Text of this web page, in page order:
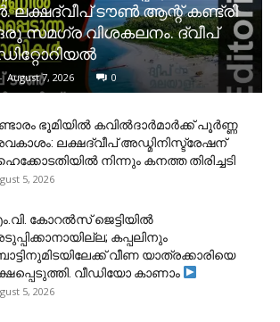
ലക്ഷദ്വീപ് ടൗൺ ആന്റ് കണ്ട്രി
സമഗ്ര വിശകലനം. ദ്വീപ്
- August 7, 2026 0
ഭൂമിയിൽ കവിൽദാർമാർക്ക് പൂർണ്ണ
ലക്ഷദ്വീപ് അഡ്മിനിസ്ട്രേഷന്
നിന്നും കനത്ത തിരിച്ചടി
5, 2026
കോറൽസ് ജെട്ടിയിൽ
കപ്പലിനും
വീണ യാത്രക്കാരിയെ
വീഡിയോ കാണാം
5, 2026